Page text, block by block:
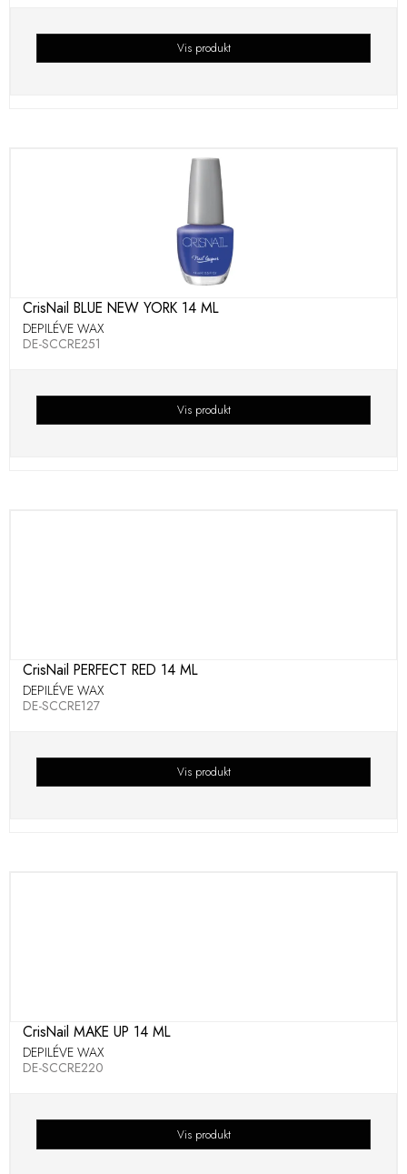
Vis produkt
CrisNail BLUE NEW YORK 14 ML
DEPILÉVE WAX
DE-SCCRE251
Vis produkt
CrisNail PERFECT RED 14 ML
DEPILÉVE WAX
DE-SCCRE127
Vis produkt
CrisNail MAKE UP 14 ML
DEPILÉVE WAX
DE-SCCRE220
Vis produkt